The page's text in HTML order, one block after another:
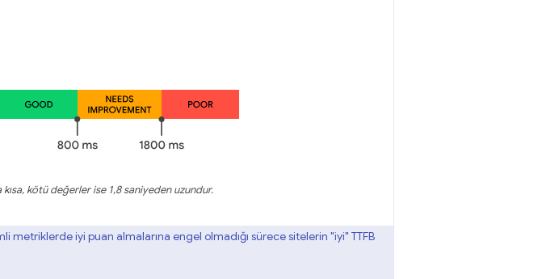
kötü değerler ise 1,8 saniyeden uzundur.
metriklerde iyi puan almalarına engel olmadığı sürece sitelerin "iyi" TTFB